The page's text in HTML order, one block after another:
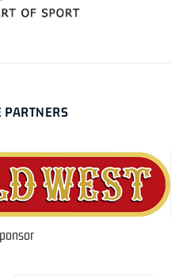
PARTNERS